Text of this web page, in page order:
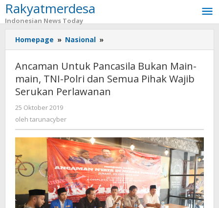
Lewati
ke
konten
Rakyatmerdesa
Indonesian News Today
Homepage » Nasional »
Untuk
Pancasila
Bukan
Main-
main,
Semua
Pihak
Wajib
Serukan
Perlawanan
Ancaman Untuk Pancasila Bukan Main-
main, TNI-Polri dan Semua Pihak Wajib
Serukan Perlawanan
25 Oktober 2019
oleh tarunacyber